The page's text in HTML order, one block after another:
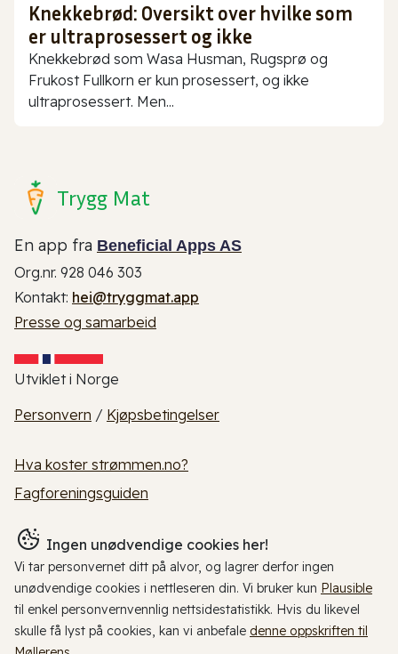
Knekkebrød: Oversikt over hvilke som
er ultraprosessert og ikke
Knekkebrød som Wasa Husman, Rugsprø og
Frukost Fullkorn er kun prosessert, og ikke
ultraprosessert. Men...
Trygg Mat
En app fra Beneficial Apps AS
Org.nr. 928 046 303
Kontakt: hei@tryggmat.app
Presse og samarbeid
Utviklet i Norge
Personvern / Kjøpsbetingelser
Hva koster strømmen.no?
Fagforeningsguiden
Ingen unødvendige cookies her!
Vi tar personvernet ditt på alvor, og lagrer derfor ingen
unødvendige cookies i nettleseren din. Vi bruker kun Plausible
til enkel personvernvennlig nettsidestatistikk. Hvis du likevel
skulle få lyst på cookies, kan vi anbefale denne oppskriften til